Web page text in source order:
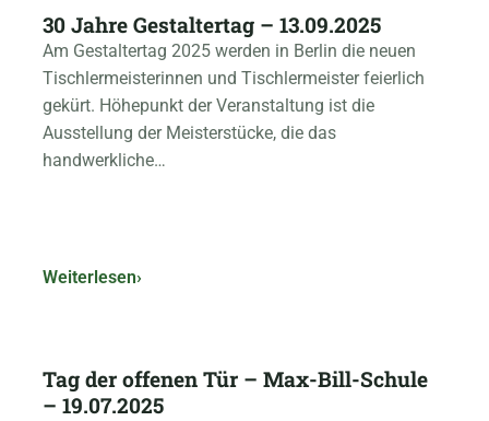
30 Jahre Gestaltertag – 13.09.2025
Am Gestaltertag 2025 werden in Berlin die neuen
Tischlermeisterinnen und Tischlermeister feierlich
gekürt. Höhepunkt der Veranstaltung ist die
Ausstellung der Meisterstücke, die das
handwerkliche…
Weiterlesen›
Tag der offenen Tür – Max-Bill-Schule
– 19.07.2025